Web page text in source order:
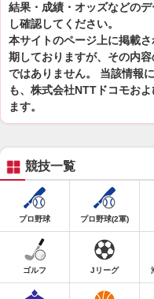
結果・成績・オッズなどの
し確認してください。
本サイトのページ上に掲載
期しておりますが、その内
ではありません。 当該情報
も、株式会社NTTドコモお
ます。
競技一覧
プロ野球 プロ野球(2軍)
ゴルフ Jリーグ